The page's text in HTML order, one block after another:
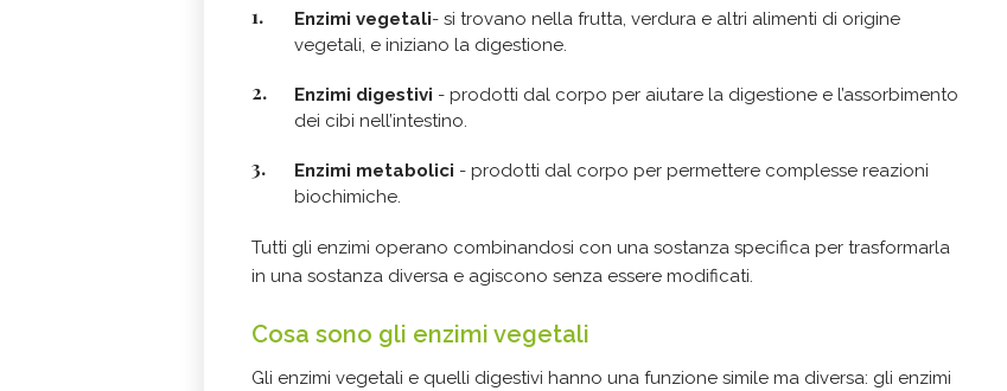
Enzimi vegetali- si trovano nella frutta, verdura e altri alimenti di origine
vegetali, e iniziano la digestione.
Enzimi digestivi - prodotti dal corpo per aiutare la digestione e l’assorbimento
dei cibi nell’intestino.
Enzimi metabolici - prodotti dal corpo per permettere complesse reazioni
biochimiche.
Tutti gli enzimi operano combinandosi con una sostanza specifica per trasformarla
in una sostanza diversa e agiscono senza essere modificati.
Cosa sono gli enzimi vegetali
Gli enzimi vegetali e quelli digestivi hanno una funzione simile ma diversa: gli enzimi